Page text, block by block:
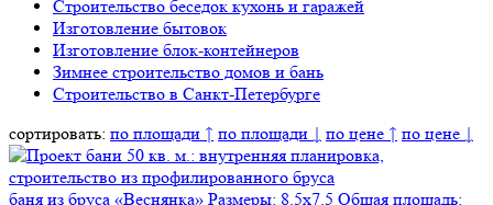
Строительство беседок кухонь и гаражей
Изготовление бытовок
Изготовление блок-контейнеров
Зимнее строительство домов и бань
Строительство в Санкт-Петербурге
сортировать: по площади ↑ по площади ↓ по цене ↑ по цене ↓
баня из бруса «Веснянка» Размеры: 8.5х7.5 Общая площадь: